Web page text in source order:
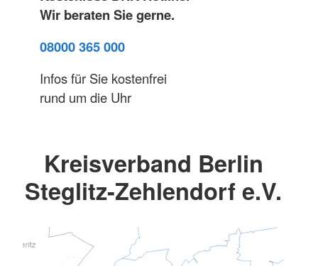
Wir beraten Sie gerne.
08000 365 000
Infos für Sie kostenfrei
rund um die Uhr
Kreisverband Berlin
Steglitz-Zehlendorf e.V.